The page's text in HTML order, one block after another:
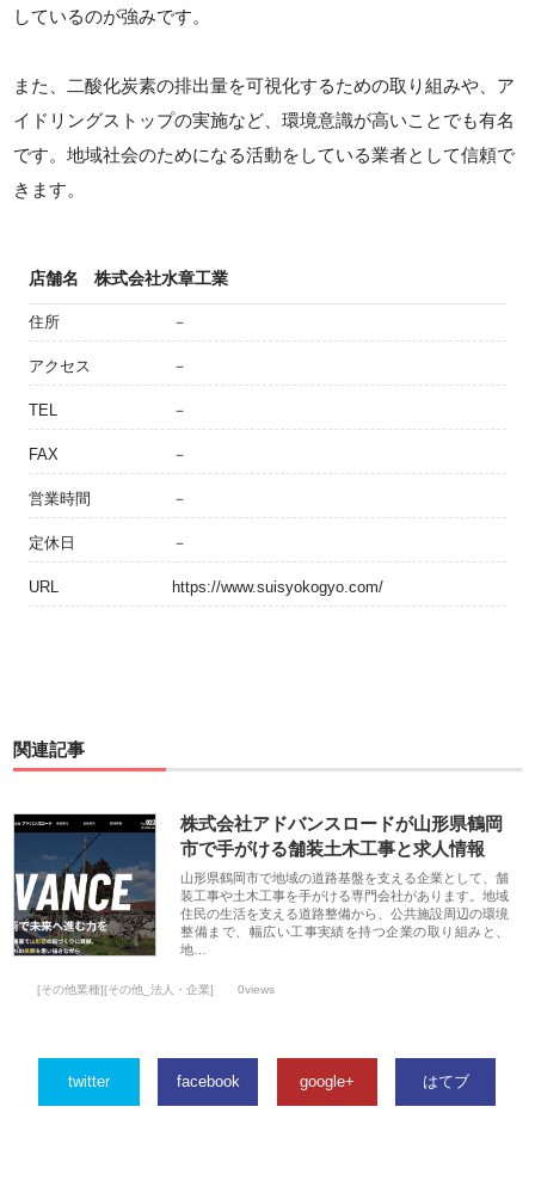
しているのが強みです。
また、二酸化炭素の排出量を可視化するための取り組みや、ア
イドリングストップの実施など、環境意識が高いことでも有名
です。地域社会のためになる活動をしている業者として信頼で
きます。
店舗名 株式会社水章工業
住所 －
アクセス －
TEL －
FAX －
営業時間 －
定休日 －
URL https://www.suisyokogyo.com/
関連記事
株式会社アドバンスロードが山形県鶴岡
市で手がける舗装土木工事と求人情報
山形県鶴岡市で地域の道路基盤を支える企業として、舗
装工事や土木工事を手がける専門会社があります。地域
住民の生活を支える道路整備から、公共施設周辺の環境
整備まで、幅広い工事実績を持つ企業の取り組みと、
地…
[その他業種][その他_法人・企業] 0views
twitter facebook google+ はてブ